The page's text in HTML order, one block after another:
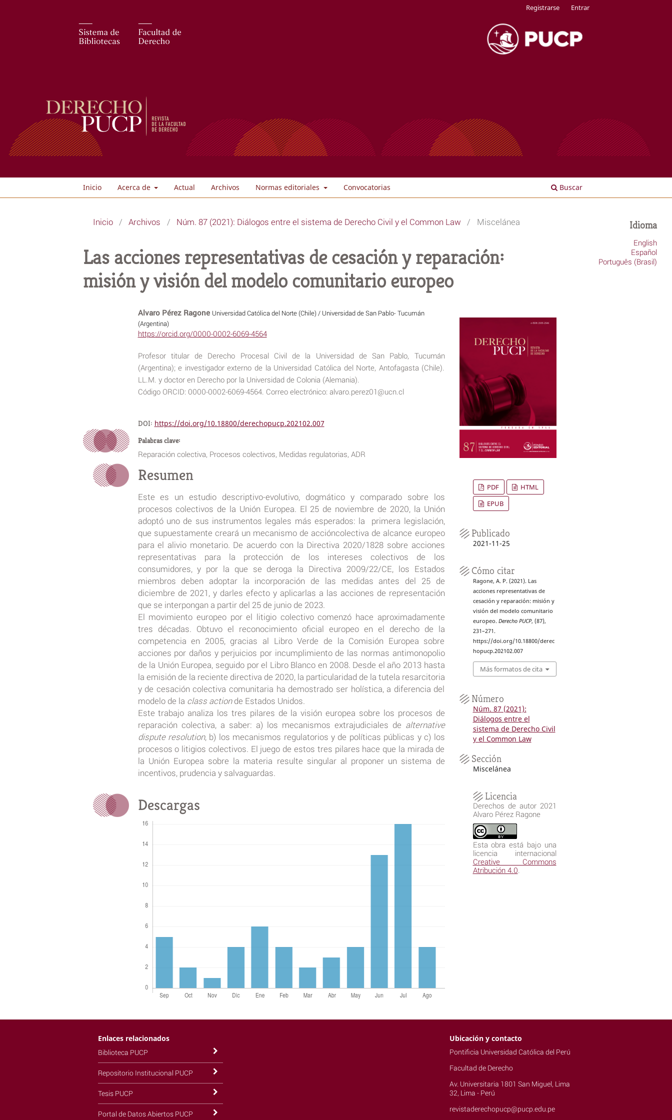
Inicio Acerca de Actual Archivos Normas editoriales Convocatorias Buscar
Registrarse Entrar
Inicio / Archivos / Núm. 87 (2021): Diálogos entre el sistema de Derecho Civil y el Common Law / Miscelánea
Las acciones representativas de cesación y reparación:
misión y visión del modelo comunitario europeo
Alvaro Pérez Ragone Universidad Católica del Norte (Chile) / Universidad de San Pablo- Tucumán
(Argentina)
https://orcid.org/0000-0002-6069-4564
Profesor titular de Derecho Procesal Civil de la Universidad de San Pablo, Tucumán
(Argentina); e investigador externo de la Universidad Católica del Norte, Antofagasta (Chile).
LL.M. y doctor en Derecho por la Universidad de Colonia (Alemania).
Código ORCID: 0000-0002-6069-4564. Correo electrónico: alvaro.perez01@ucn.cl
DOI: https://doi.org/10.18800/derechopucp.202102.007
Palabras clave:
Reparación colectiva, Procesos colectivos, Medidas regulatorias, ADR
Resumen
Este es un estudio descriptivo-evolutivo, dogmático y comparado sobre los
procesos colectivos de la Unión Europea. El 25 de noviembre de 2020, la Unión
adoptó uno de sus instrumentos legales más esperados: la primera legislación,
que supuestamente creará un mecanismo de accióncolectiva de alcance europeo
para el alivio monetario. De acuerdo con la Directiva 2020/1828 sobre acciones
representativas para la protección de los intereses colectivos de los
consumidores, y por la que se deroga la Directiva 2009/22/CE, los Estados
miembros deben adoptar la incorporación de las medidas antes del 25 de
diciembre de 2021, y darles efecto y aplicarlas a las acciones de representación
que se interpongan a partir del 25 de junio de 2023.
El movimiento europeo por el litigio colectivo comenzó hace aproximadamente
tres décadas. Obtuvo el reconocimiento oficial europeo en el derecho de la
competencia en 2005, gracias al Libro Verde de la Comisión Europea sobre
acciones por daños y perjuicios por incumplimiento de las normas antimonopolio
de la Unión Europea, seguido por el Libro Blanco en 2008. Desde el año 2013 hasta
la emisión de la reciente directiva de 2020, la particularidad de la tutela resarcitoria
y de cesación colectiva comunitaria ha demostrado ser holística, a diferencia del
modelo de la class actionde Estados Unidos.
Este trabajo analiza los tres pilares de la visión europea sobre los procesos de
reparación colectiva, a saber: a) los mecanismos extrajudiciales de alternative
dispute resolution, b) los mecanismos regulatorios y de políticas públicas y c) los
procesos o litigios colectivos. El juego de estos tres pilares hace que la mirada de
la Unión Europea sobre la materia resulte singular al proponer un sistema de
incentivos, prudencia y salvaguardas.
Descargas
PDF
HTML
EPUB
Publicado
2021-11-25
Cómo citar
Ragone, A. P. (2021). Las
acciones representativas de
cesación y reparación: misión y
visión del modelo comunitario
europeo. Derecho PUCP, (87),
231–271.
https://doi.org/10.18800/derec
hopucp.202102.007
Más formatos de cita
Número
Núm. 87 (2021):
Diálogos entre el
sistema de Derecho Civil
y el Common Law
Sección
Miscelánea
Licencia
Derechos de autor 2021
Alvaro Pérez Ragone
Esta obra está bajo una
licencia internacional
Creative Commons
Atribución 4.0
Idioma
English
Español
Português (Brasil)
Enlaces relacionados
Biblioteca PUCP
Repositorio Institucional PUCP
Tesis PUCP
Portal de Datos Abiertos PUCP
Ubicación y contacto
Pontificia Universidad Católica del Perú
Facultad de Derecho
Av. Universitaria 1801 San Miguel, Lima
32, Lima - Perú
revistaderechopucp@pucp.edu.pe